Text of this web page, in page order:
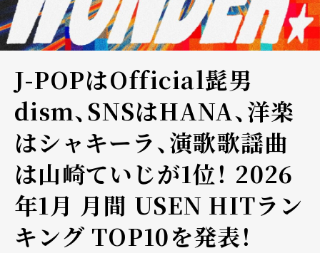
J-POPはOfficial髭男
dism、SNSはHANA、洋楽
はシャキーラ、演歌歌謡曲
は山崎ていじが1位！―― 2026
年1月 月間 USEN HITラン
キング TOP10を発表！